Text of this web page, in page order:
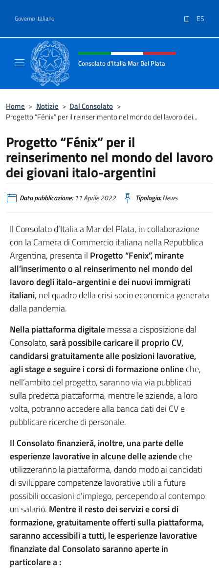
Governo Italiano IT ES
Intestazione sito, social e menù
Consolato d'Italia Mar Del Plata
Home > Notizie > Dal Consolato >
Progetto “Fénix” per il reinserimento nel mondo del lavoro dei...
Progetto “Fénix” per il
reinserimento nel mondo del lavoro
dei giovani italo-argentini
Data pubblicazione:11 Aprile 2022 Tipologia:News
Il Consolato d’Italia a Mar del Plata, in collaborazione
con la Camera di Commercio italiana nella Repubblica
Argentina, presenta il Progetto “Fenix”, mirante
all’inserimento o al reinserimento nel mondo del
lavoro degli italo-argentini e dei nuovi immigrati
italiani, nel quadro della crisi socio economica generata
dalla pandemia.
Nella piattaforma digitalemessa a disposizione dal
Consolato,sarà possibile caricare il proprio CV,
candidarsi gratuitamente alle posizioni lavorative,
agli stage e seguire i corsi di formazione onlineche,
nell’ambito del progetto, saranno via via pubblicati
sulla predetta piattaforma, mentre le aziende, a loro
volta, potranno accedere alla banca dati dei CV e
pubblicare ricerche di personale.
Il Consolato finanzierà, inoltre, una parte delle
esperienze lavorative in alcune delle aziendeche
utilizzeranno la piattaforma, dando modo ai candidati
di sviluppare competenze lavorative utili a future
possibili occasioni d’impiego, percependo al contempo
un salario. Mentre il resto dei servizi e corsi di
formazione, gratuitamente offerti sulla piattaforma,
saranno accessibili a tutti, le esperienze lavorative
finanziate dal Consolato saranno aperte in
particolare a :